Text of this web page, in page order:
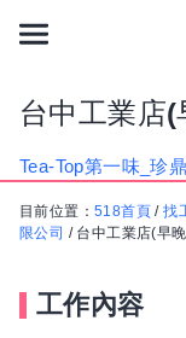
台中工業店
Tea-Top第一味_珍
目前位置： 518首頁 /找
限公司 / 台中工業店(早
工作內容